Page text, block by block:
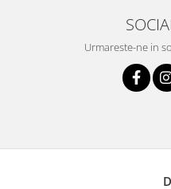
Urmareste-ne in